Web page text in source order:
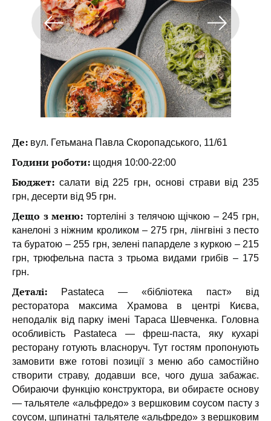
Де: вул. Гетьмана Павла Скоропадського, 11/61
Години роботи: щодня 10:00-22:00
Бюджет: салати від 225 грн, основі страви від 235
грн, десерти від 95 грн.
Дещо з меню: тортеліні з телячою щічкою – 245 грн,
канелоні з ніжним кроликом – 275 грн, лінгвіні з песто
та буратою – 255 грн, зелені папарделе з куркою – 215
грн, трюфельна паста з трьома видами грибів – 175
грн.
Деталі: Pastateca — «бібліотека паст» від
ресторатора максима Храмова в центрі Києва,
неподалік від парку імені Тараса Шевченка. Головна
особливість Pastateca — фреш-паста, яку кухарі
ресторану готують власноруч. Тут гостям пропонують
замовити вже готові позиції з меню або самостійно
створити страву, додавши все, чого душа забажає.
Обираючи функцію конструктора, ви обираєте основу
— тальятеле «альфредо» з вершковим соусом пасту з
соусом, шпинатні тальятеле «альфредо» з вершковим